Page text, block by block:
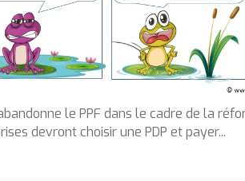
le PPF dans le cadre de la
devront choisir une PDP et payer...